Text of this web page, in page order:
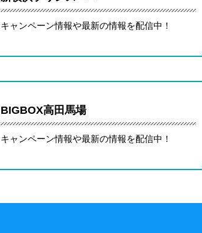
キャンペーン情報や最新の情報を配信中！
BIGBOX高田馬場
キャンペーン情報や最新の情報を配信中！